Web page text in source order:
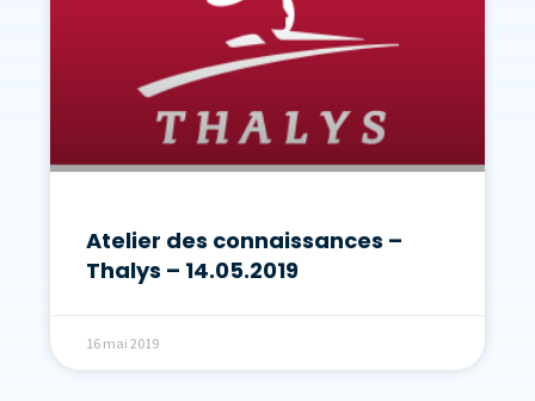
Atelier des connaissances –
Thalys – 14.05.2019
16 mai 2019